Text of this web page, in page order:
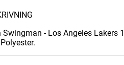
- Los Angeles Lakers